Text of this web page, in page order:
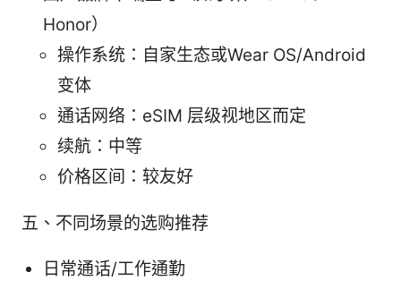
Honor）
操作系统：自家生态或Wear OS/Android
变体
通话网络：eSIM 层级视地区而定
续航：中等
价格区间：较友好
五、不同场景的选购推荐
日常通话/工作通勤